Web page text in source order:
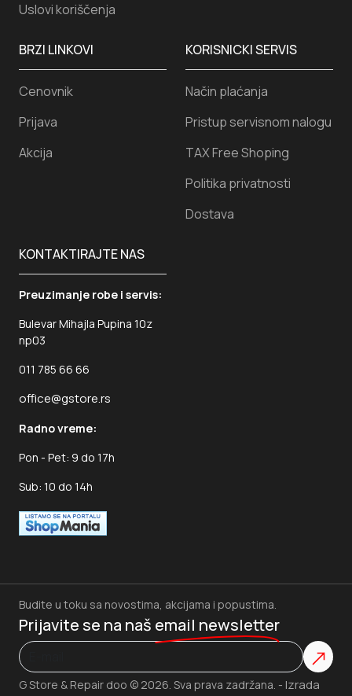
KORISNICKI SERVIS
Način plaćanja
Pristup servisnom nalogu
TAX Free Shoping
Politika privatnosti
Dostava
Uslovi koriščenja
KONTAKTIRAJTE NAS
Preuzimanje robe i servis:
Bulevar Mihajla Pupina 10z
np03
011 785 66 66
office@gstore.rs
Radno vreme:
Pon - Pet: 9 do 17h
Sub: 10 do 14h
BRZI LINKOVI
Cenovnik
Prijava
Akcija
G Store & Repair doo © 2026. Sva prava zadržana. - Izrada
Budite u toku sa novostima, akcijama i popustima.
Prijavite se na naš email newsletter